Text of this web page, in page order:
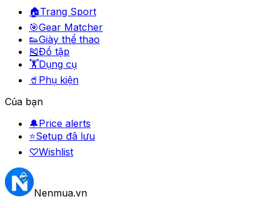
🏠Trang Sport
🎯Gear Matcher
👟Giày thể thao
🎽Đồ tập
🏋️Dụng cụ
🥤 Phụ kiện
Của bạn
🔔Price alerts
⭐Setup đã lưu
♡Wishlist
Nenmua.vn